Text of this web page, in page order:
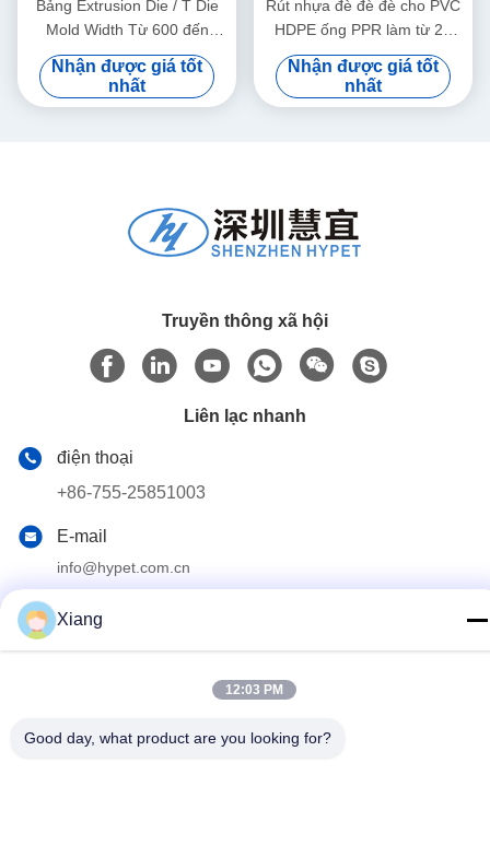
Bảng Extrusion Die / T Die
Mold Width Từ 600 đến
1800mm
Nhận được giá tốt
nhất
Rút nhựa đè đè đè cho PVC
HDPE ống PPR làm từ 20
đến 630mm
Nhận được giá tốt
nhất
Truyền thông xã hội
Liên lạc nhanh
điện thoại
+86-755-25851003
E-mail
info@hypet.com.cn
THÂM QUYẾN, TRUNG QUỐC
Xiang
12:03 PM
Good day, what product are you looking for?